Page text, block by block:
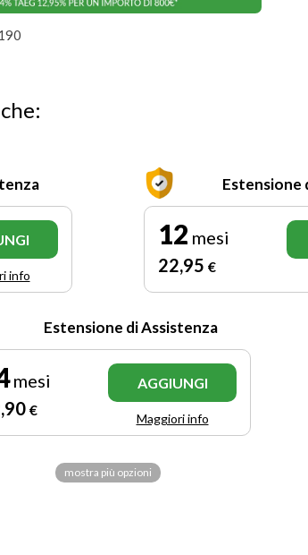
info
Estensione
12 mesi
22,95 €
Estensione di Assistenza
mesi
,90 €
AGGIUNGI
Maggiori info
mostra più opzioni